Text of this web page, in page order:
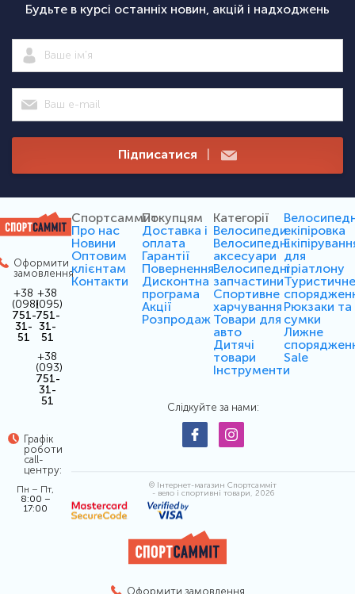
Будьте в курсі останніх новин, акцій і надходжень
Підписатися |
Оформити
замовлення
+38
(098)
751-
31-
51
+38
(095)
751-
31-
51
+38
(093)
751-
31-
51
Графік
роботи
call-
центру:
Пн – Пт,
8:00 –
17:00
Спортсаммит
Про нас
Новини
Оптовим
клієнтам
Контакти
Покупцям
Доставка і
оплата
Гарантії
Повернення
Дисконтна
програма
Акції
Розпродаж
Категорії
Велосипеди
Велосипедні
аксесуари
Велосипедні
запчастини
Спортивне
харчування
Товари для
авто
Дитячі
товари
Інструменти
екіпіровка
для
тріатлону
Рюкзаки та
сумки
Лижне
Sale
Слідкуйте за нами:
© Інтернет-магазин Спортсамміт
- вело і спортивні товари, 2026
Оформити замовлення